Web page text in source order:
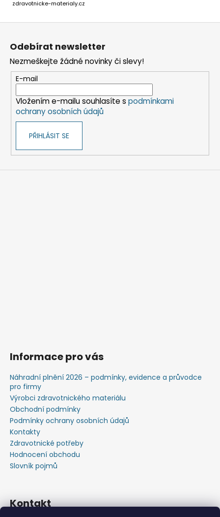
zdravotnicke-materialy.cz
Z
Odebírat newsletter
Nezmeškejte žádné novinky či slevy!
E-mail
Vložením e-mailu souhlasíte s podmínkami
ochrany osobních údajů
PŘIHLÁSIT SE
Informace pro vás
Náhradní plnění 2026 – podmínky, evidence a průvodce
pro firmy
Výrobci zdravotnického materiálu
Obchodní podmínky
Podmínky ochrany osobních údajů
Kontakty
Zdravotnické potřeby
Hodnocení obchodu
Slovník pojmů
Kontakt